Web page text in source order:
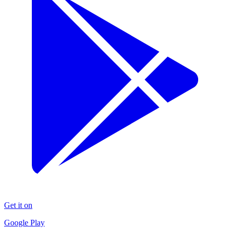
Get it on
Google Play